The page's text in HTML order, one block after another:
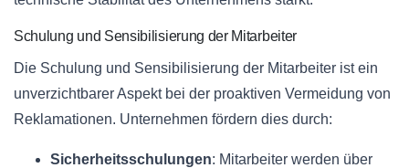
Schulung und Sensibilisierung der Mitarbeiter
Die Schulung und Sensibilisierung der Mitarbeiter ist ein
unverzichtbarer Aspekt bei der proaktiven Vermeidung von
Reklamationen. Unternehmen fördern dies durch:
Sicherheitsschulungen: Mitarbeiter werden über